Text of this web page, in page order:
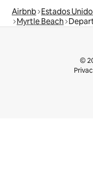
Airbnb Estados
Myrtle Beach
©